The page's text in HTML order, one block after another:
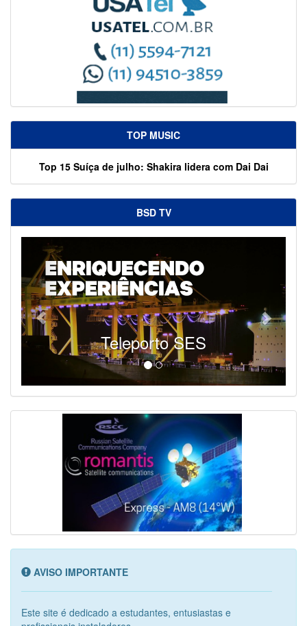
TOP MUSIC
Top 15 Suíça de julho: Shakira lidera com Dai Dai
BSD TV
Teleporto SES
AVISO IMPORTANTE
Este site é dedicado a estudantes, entusiastas e